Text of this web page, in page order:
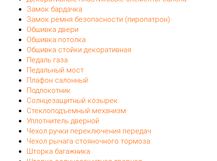
Замок бардачка
Замок ремня безопасности (пиропатрон)
Обшивка двери
Обшивка потолка
Обшивка стойки декоративная
Педаль газа
Педальный мост
Плафон салонный
Подлокотник
Солнцезащитный козырек
Стеклоподъемный механизм
Уплотнитель дверной
Чехол ручки переключения передач
Чехол рычага стояночного тормоза
Шторка багажника